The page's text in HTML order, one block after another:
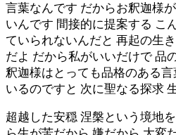
言葉なんです だからお釈迦様
いんです 間接的に提案する こ
ていられないんだと 再起の生
だよ だから私がいいだけで 品
釈迦様はとっても品格のある
いるのですと 次に聖なる探求
超越した安穏 涅槃という境地